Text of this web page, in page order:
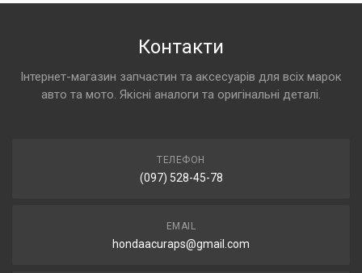
Контакти
Інтернет-магазин запчастин та аксесуарів для всіх марок
авто та мото. Якісні аналоги та оригінальні деталі.
ТЕЛЕФОН
(097) 528-45-78
EMAIL
hondaacuraps@gmail.com